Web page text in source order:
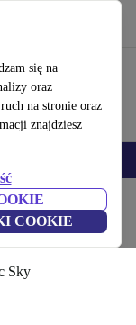
się na
oraz
na stronie oraz
znajdziesz
COOKIE
Motorola
Sky